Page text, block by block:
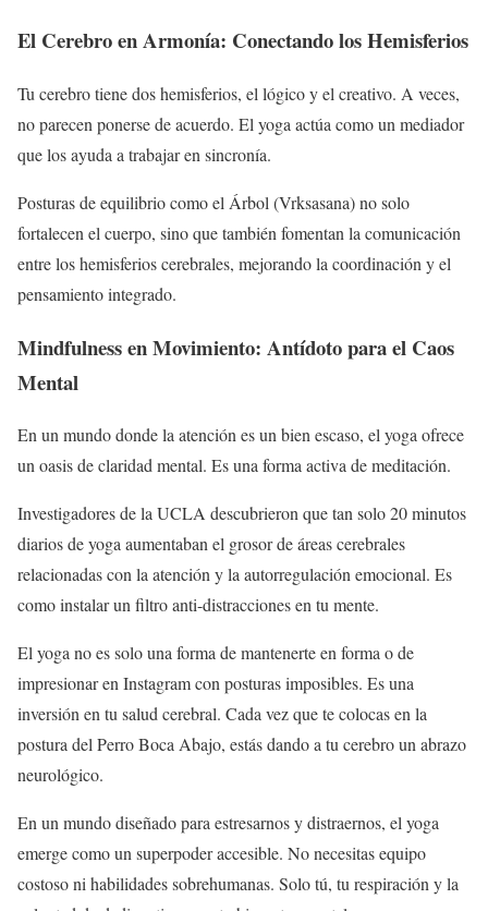
El Cerebro en Armonía: Conectando los Hemisferios
Tu cerebro tiene dos hemisferios, el lógico y el creativo. A veces,
no parecen ponerse de acuerdo. El yoga actúa como un mediador
que los ayuda a trabajar en sincronía.
Posturas de equilibrio como el Árbol (Vrksasana) no solo
fortalecen el cuerpo, sino que también fomentan la comunicación
entre los hemisferios cerebrales, mejorando la coordinación y el
pensamiento integrado.
Mindfulness en Movimiento: Antídoto para el Caos
Mental
En un mundo donde la atención es un bien escaso, el yoga ofrece
un oasis de claridad mental. Es una forma activa de meditación.
Investigadores de la UCLA descubrieron que tan solo 20 minutos
diarios de yoga aumentaban el grosor de áreas cerebrales
relacionadas con la atención y la autorregulación emocional. Es
como instalar un filtro anti-distracciones en tu mente.
El yoga no es solo una forma de mantenerte en forma o de
impresionar en Instagram con posturas imposibles. Es una
inversión en tu salud cerebral. Cada vez que te colocas en la
postura del Perro Boca Abajo, estás dando a tu cerebro un abrazo
neurológico.
En un mundo diseñado para estresarnos y distraernos, el yoga
emerge como un superpoder accesible. No necesitas equipo
costoso ni habilidades sobrehumanas. Solo tú, tu respiración y la